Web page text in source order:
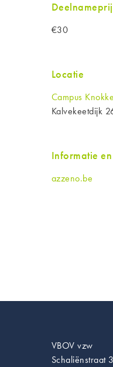
€30
Locatie
Campus
Kalvekeetdijk
Informatie
azzeno.be
VBOV vzw
Schaliënstraat